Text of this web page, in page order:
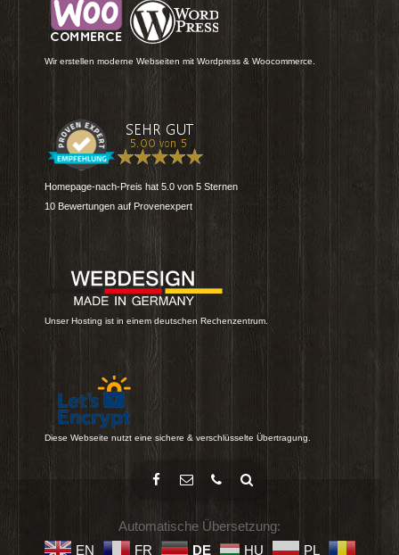
Wir erstellen moderne Webseiten mit Wordpress & Woocommerce.
Homepage-nach-Preis hat 5.0 von 5 Sternen
10 Bewertungen auf Provenexpert
Unser Hosting ist in einem deutschen Rechenzentrum.
Diese Webseite nutzt eine sichere & verschlüsselte Übertragung.
Automatische Übersetzung:
EN
FR DE HU PL